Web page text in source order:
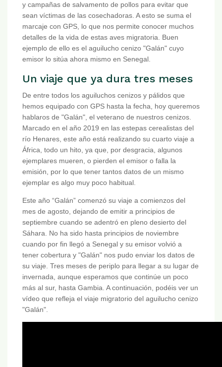
y campañas de salvamento de pollos para evitar que
sean víctimas de las cosechadoras. A esto se suma el
marcaje con GPS, lo que nos permite conocer muchos
detalles de la vida de estas aves migratoria. Buen
ejemplo de ello es el aguilucho cenizo "Galán" cuyo
emisor lo sitúa ahora mismo en Senegal.
Un viaje que ya dura tres meses
De entre todos los aguiluchos cenizos y pálidos que
hemos equipado con GPS hasta la fecha, hoy queremos
hablaros de "Galán", el veterano de nuestros cenizos.
Marcado en el año 2019 en las estepas cerealistas del
río Henares, este año está realizando su cuarto viaje a
África, todo un hito, ya que, por desgracia, algunos
ejemplares mueren, o pierden el emisor o falla la
emisión, por lo que tener tantos datos de un mismo
ejemplar es algo muy poco habitual.
Este año “Galán” comenzó su viaje a comienzos del
mes de agosto, dejando de emitir a principios de
septiembre cuando se adentró en pleno desierto del
Sáhara. No ha sido hasta principios de noviembre
cuando por fin llegó a Senegal y su emisor volvió a
tener cobertura y "Galán" nos pudo enviar los datos de
su viaje. Tres meses de periplo para llegar a su lugar de
invernada, aunque esperamos que continúe un poco
más al sur, hasta Gambia. A continuación, podéis ver un
vídeo que refleja el viaje migratorio del aguilucho cenizo
"Galán".